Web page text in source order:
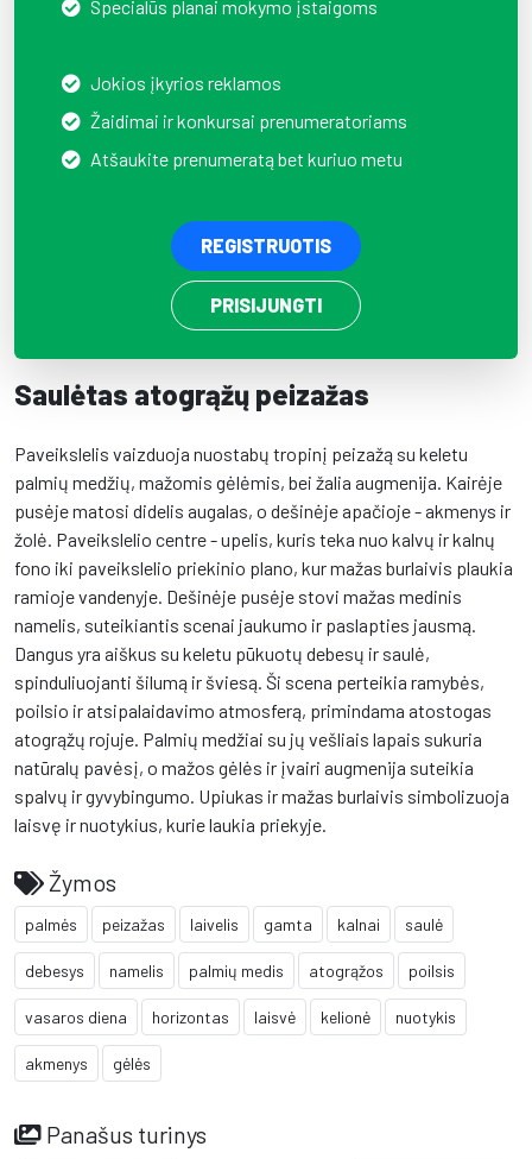
Specialūs planai mokymo įstaigoms
Jokios įkyrios reklamos
Žaidimai ir konkursai prenumeratoriams
Atšaukite prenumeratą bet kuriuo metu
REGISTRUOTIS
PRISIJUNGTI
Saulėtas atogrąžų peizažas
Paveikslelis vaizduoja nuostabų tropinį peizažą su keletu
palmių medžių, mažomis gėlėmis, bei žalia augmenija. Kairėje
pusėje matosi didelis augalas, o dešinėje apačioje - akmenys ir
žolė. Paveikslelio centre - upelis, kuris teka nuo kalvų ir kalnų
fono iki paveikslelio priekinio plano, kur mažas burlaivis plaukia
ramioje vandenyje. Dešinėje pusėje stovi mažas medinis
namelis, suteikiantis scenai jaukumo ir paslapties jausmą.
Dangus yra aiškus su keletu pūkuotų debesų ir saulė,
spinduliuojanti šilumą ir šviesą. Ši scena perteikia ramybės,
poilsio ir atsipalaidavimo atmosferą, primindama atostogas
atogrąžų rojuje. Palmių medžiai su jų vešliais lapais sukuria
natūralų pavėsį, o mažos gėlės ir įvairi augmenija suteikia
spalvų ir gyvybingumo. Upiukas ir mažas burlaivis simbolizuoja
laisvę ir nuotykius, kurie laukia priekyje.
Žymos
palmės peizažas laivelis gamta kalnai saulė
debesys namelis palmių medis atogrąžos poilsis
vasaros diena horizontas laisvė kelionė nuotykis
akmenys gėlės
Panašus turinys